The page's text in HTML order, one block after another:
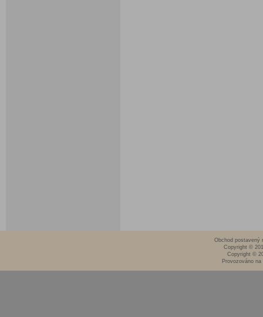
Obchod postavený
Copyright ©
Copyright ©
Provozováno